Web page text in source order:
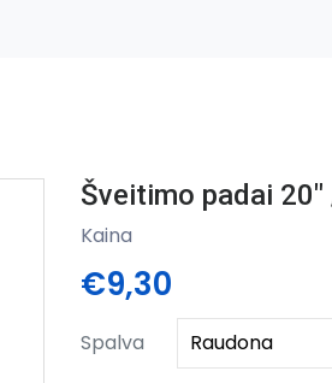
Šveitimo padai
Kaina
€9,30
Spalva